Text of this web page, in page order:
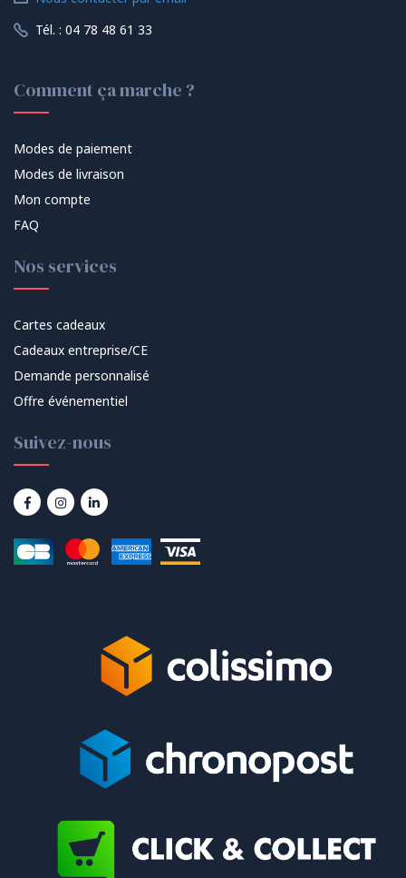
Tél. : 04 78 48 61 33
Comment ça marche ?
Modes de paiement
Modes de livraison
Mon compte
FAQ
Nos services
Cartes cadeaux
Cadeaux entreprise/CE
Demande personnalisé
Offre événementiel
Suivez-nous